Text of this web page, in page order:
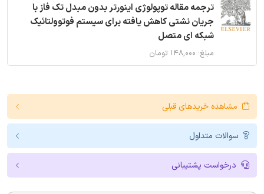
ترجمه مقاله توپولوژی اینورتر بدون مبدل تک فاز با
جریان نشتی کاهش یافته برای سیستم فوتوولتائیک
شبکه ای متصل
مبلغ: ۱۴۸,۰۰۰ تومان
مشاهده خریدهای قبلی
سوالات متداول
درخواست پشتیبانی